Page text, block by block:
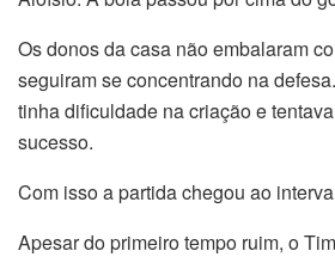
Os donos da casa não embalaram
seguiram se concentrando na
tinha dificuldade na criação e
sucesso.
Com isso a partida chegou ao
Apesar do primeiro tempo ruim, o